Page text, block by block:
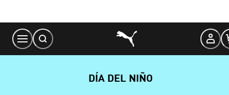
Content
DÍA DEL NIÑO